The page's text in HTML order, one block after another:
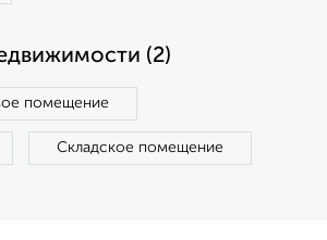
(2)
помещение
Складское помещение